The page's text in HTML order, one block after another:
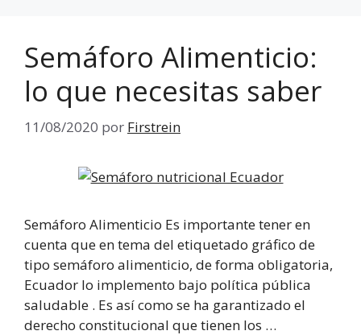
Semáforo Alimenticio:
lo que necesitas saber
11/08/2020 por Firstrein
Semáforo Alimenticio Es importante tener en
cuenta que en tema del etiquetado gráfico de
tipo semáforo alimenticio, de forma obligatoria,
Ecuador lo implemento bajo política pública
saludable . Es así como se ha garantizado el
derecho constitucional que tienen los …